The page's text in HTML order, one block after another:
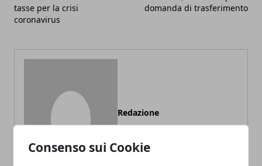
Consenso sui Cookie
tasse per la crisi
coronavirus
domanda di trasferimento
Redazione